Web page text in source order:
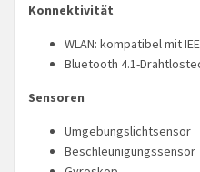
Konnektivität
WLAN: kompatibel mit
Bluetooth 4.1-
Sensoren
Umgebungslichtsensor
Beschleunigungssensor